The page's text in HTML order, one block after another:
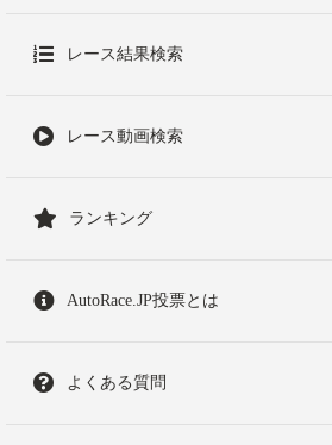
レース結果検索
レース動画検索
ランキング
AutoRace.JP投票とは
よくある質問